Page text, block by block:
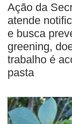
Ação da
atende
e busca
greening,
trabalho é
pasta